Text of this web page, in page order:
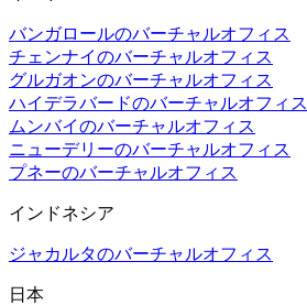
バンガロールのバーチャルオフィス
チェンナイのバーチャルオフィス
グルガオンのバーチャルオフィス
ハイデラバードのバーチャルオフィス
ムンバイのバーチャルオフィス
ニューデリーのバーチャルオフィス
プネーのバーチャルオフィス
インドネシア
ジャカルタのバーチャルオフィス
日本